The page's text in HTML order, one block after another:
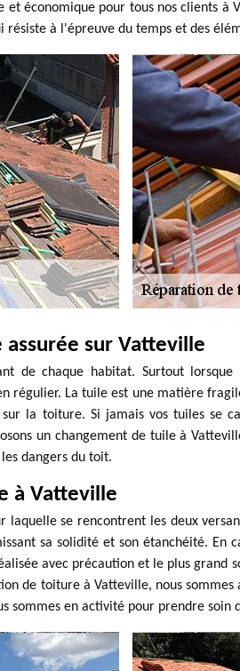
économique pour tous nos clients à
résiste à l'épreuve du temps et des
sur Vatteville
de chaque habitat. Surtout
régulier. La tuile est une matière
la toiture. Si jamais vos tuiles se
un changement de tuile à
dangers du toit.
à Vatteville
laquelle se rencontrent les deux
sa solidité et son étanchéité. En
avec précaution et le plus grand
de toiture à Vatteville, nous sommes
sommes en activité pour prendre soin